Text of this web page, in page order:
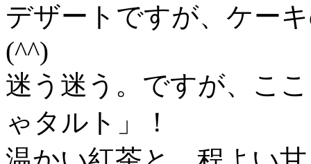
デザートですが、ケー
(^^)
迷う迷う。ですが、こ
ゃタルト」！